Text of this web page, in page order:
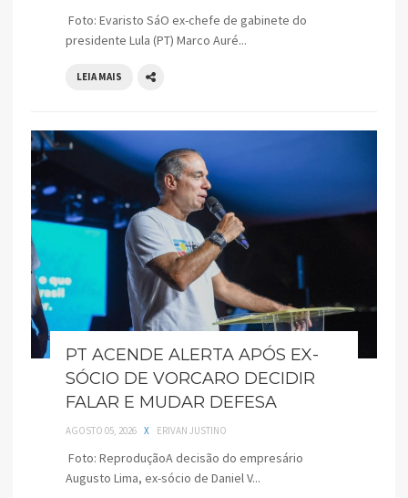
Foto: Evaristo SáO ex-chefe de gabinete do
presidente Lula (PT) Marco Auré...
LEIA MAIS
PT ACENDE ALERTA APÓS EX-
SÓCIO DE VORCARO DECIDIR
FALAR E MUDAR DEFESA
AGOSTO 05, 2026 X ERIVAN JUSTINO
Foto: ReproduçãoA decisão do empresário
Augusto Lima, ex-sócio de Daniel V...